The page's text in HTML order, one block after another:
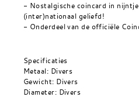
- Nostalgische coincard in
(inter)nationaal geliefd!
- Onderdeel van de officiële
Specificaties
Metaal: Divers
Gewicht: Divers
Diameter: Divers